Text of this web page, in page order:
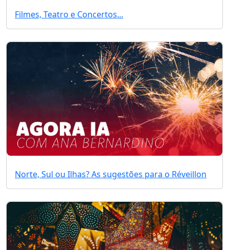
Filmes, Teatro e Concertos...
Norte, Sul ou Ilhas? As sugestões para o Réveillon